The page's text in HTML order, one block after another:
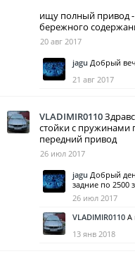
ищу полный привод -
бережного
20 авг 2017
jagu Добрый
21 авг 2017
VLADIMIR0110
стойки с пружинами
передний привод
26 июл 2017
jagu Добрый
задние по 2500
26 июл 2017
VLADIMIR0110 А
13 янв 2018